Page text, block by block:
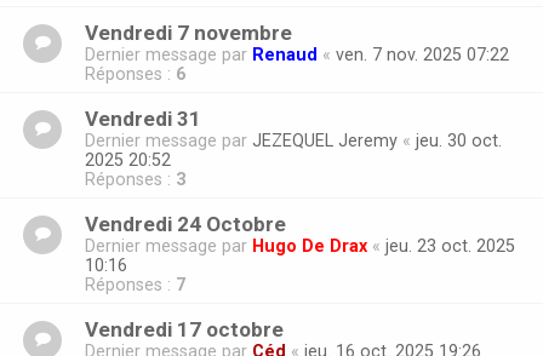
Vendredi 7 novembre
Dernier message par Renaud « ven. 7 nov. 2025 07:22
Réponses : 6
Vendredi 31
Dernier message par JEZEQUEL Jeremy « jeu. 30 oct.
2025 20:52
Réponses : 3
Vendredi 24 Octobre
Dernier message par Hugo De Drax « jeu. 23 oct. 2025
10:16
Réponses : 7
Vendredi 17 octobre
Dernier message par Céd « jeu. 16 oct. 2025 19:26